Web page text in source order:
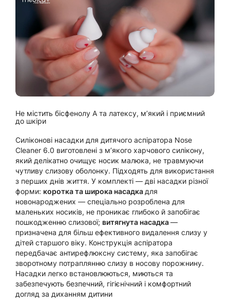
Не містить бісфенолу А та латексу, м’який і приємний
до шкіри
Силіконові насадки для дитячого аспіратора Nose
Cleaner 6.0 виготовлені з м’якого харчового силікону,
який делікатно очищує носик малюка, не травмуючи
чутливу слизову оболонку. Підходять для використання
з перших днів життя. У комплекті — дві насадки різної
форми: коротка та широка насадка для
новонароджених — спеціально розроблена для
маленьких носиків, не проникає глибоко й запобігає
пошкодженню слизової; витягнута насадка—
призначена для більш ефективного видалення слизу у
дітей старшого віку. Конструкція аспіратора
передбачає антирефлюксну систему, яка запобігає
зворотному потраплянню слизу в носову порожнину.
Насадки легко встановлюються, миються та
забезпечують безпечний, гігієнічний і комфортний
догляд за диханням дитини